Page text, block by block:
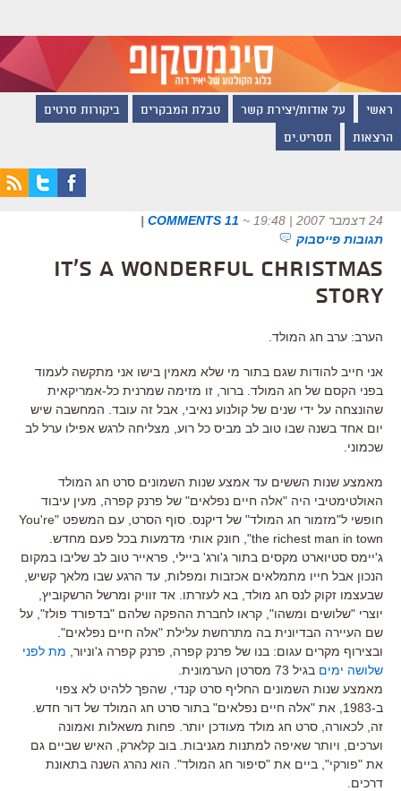
ראשי על אודות/יצירת קשר טבלת המבקרים ביקורות סרטים
הרצאות תסריט.ים
24 דצמבר 2007 | 19:48 ~
11 COMMENTS
|
תגובות פייסבוק
It's a Wonderful Christmas
Story
הערב: ערב חג המולד.
אני חייב להודות שגם בתור מי שלא מאמין בישו אני מתקשה לעמוד
בפני הקסם של חג המולד. ברור, זו מזימה שמרנית כל-אמריקאית
שהונצחה על ידי שנים של קולנוע נאיבי, אבל זה עובד. המחשבה שיש
יום אחד בשנה שבו טוב לב מביס כל רוע, מצליחה לרגש אפילו ערל לב
שכמוני.
מאמצע שנות הששים עד אמצע שנות השמונים סרט חג המולד
האולטימטיבי היה "אלה חיים נפלאים" של פרנק קפרה, מעין עיבוד
חופשי ל"מזמור חג המולד" של דיקנס. סוף הסרט, עם המשפט "You're
the richest man in town", חונק אותי מדמעות בכל פעם מחדש.
ג'יימס סטיוארט מקסים בתור ג'ורג' ביילי, פראייר טוב לב שליבו במקום
הנכון אבל חייו מתמלאים אכזבות ומפלות, עד הרגע שבו מלאך קשיש,
שבעצמו זקוק לנס חג מולד, בא לעזרתו. אד זוויק ומרשל הרשקוביץ,
יוצרי "שלושים ומשהו", קראו לחברת ההפקה שלהם "בדפורד פולז", על
שם העיירה הבדיונית בה מתרחשת עלילת "אלה חיים נפלאים".
ובצירוף מקרים עגום: בנו של פרנק קפרה, פרנק קפרה ג'וניור, מת לפני
שלושה ימים בגיל 73 מסרטן הערמונית.
מאמצע שנות השמונים החליף סרט קנדי, שהפך ללהיט לא צפוי
ב-1983, את "אלה חיים נפלאים" בתור סרט חג המולד של דור חדש.
זה, לכאורה, סרט חג מולד מעודכן יותר. פחות משאלות ואמונה
וערכים, ויותר שאיפה למתנות מגניבות. בוב קלארק, האיש שביים גם
את "פורקי", ביים את "סיפור חג המולד". הוא נהרג השנה בתאונת
דרכים.